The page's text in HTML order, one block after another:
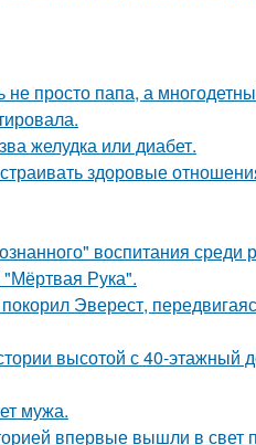
просто папа, а
желудка или диабет.
здоровые
воспитания среди
Рука".
Эверест,
высотой с 40-этажный
мужа.
впервые вышли в свет